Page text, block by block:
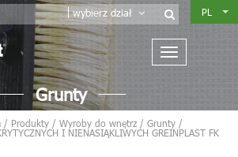
wybierz dział PL
Grunty
/ Produkty / Wyroby do wnętrz / Grunty /
I NIENASIĄKLIWYCH GREINPLAST FK